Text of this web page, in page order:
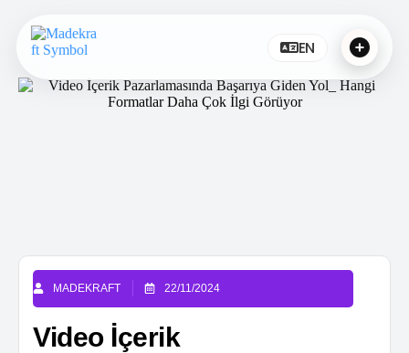
EN
MADEKRAFT 22/11/2024
Video İçerik